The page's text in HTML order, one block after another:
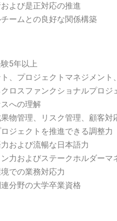
よび是正対応の推進
ームとの良好な関係構築
5年以上
、プロジェクトマネジメン
ロスファンクショナルプロジ
への理解
物管理、リスク管理、顧客対
ジェクトを推進できる調整力
および流暢な日本語力
力およびステークホルダーマ
での業務対応力
分野の大学卒業資格